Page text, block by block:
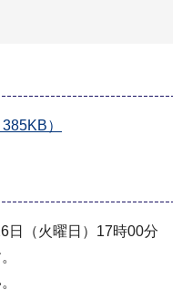
）
日（火曜日）17時00分